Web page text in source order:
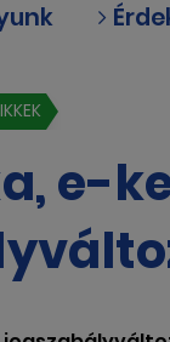
e-